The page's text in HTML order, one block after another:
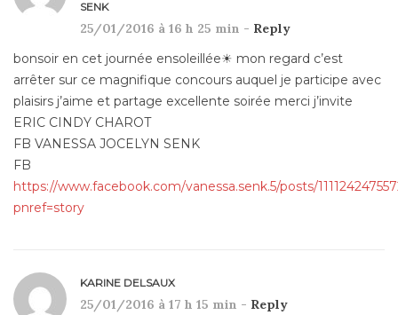
SENK
25/01/2016 à 16 h 25 min - Reply
bonsoir en cet journée ensoleillée☀ mon regard c’est
arrêter sur ce magnifique concours auquel je participe avec
plaisirs j’aime et partage excellente soirée merci j’invite
ERIC CINDY CHAROT
FB VANESSA JOCELYN SENK
FB
https://www.facebook.com/vanessa.senk.5/posts/
pnref=story
KARINE DELSAUX
25/01/2016 à 17 h 15 min - Reply